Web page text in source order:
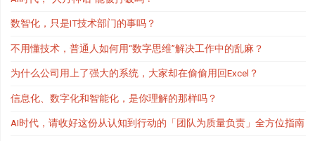
数智化，只是IT技术部门的事吗？
不用懂技术，普通人如何用“数字思维”解决工作中的乱麻？
为什么公司用上了强大的系统，大家却在偷偷用回Excel？
信息化、数字化和智能化，是你理解的那样吗？
AI时代，请收好这份从认知到行动的「团队为质量负责」全方位指南